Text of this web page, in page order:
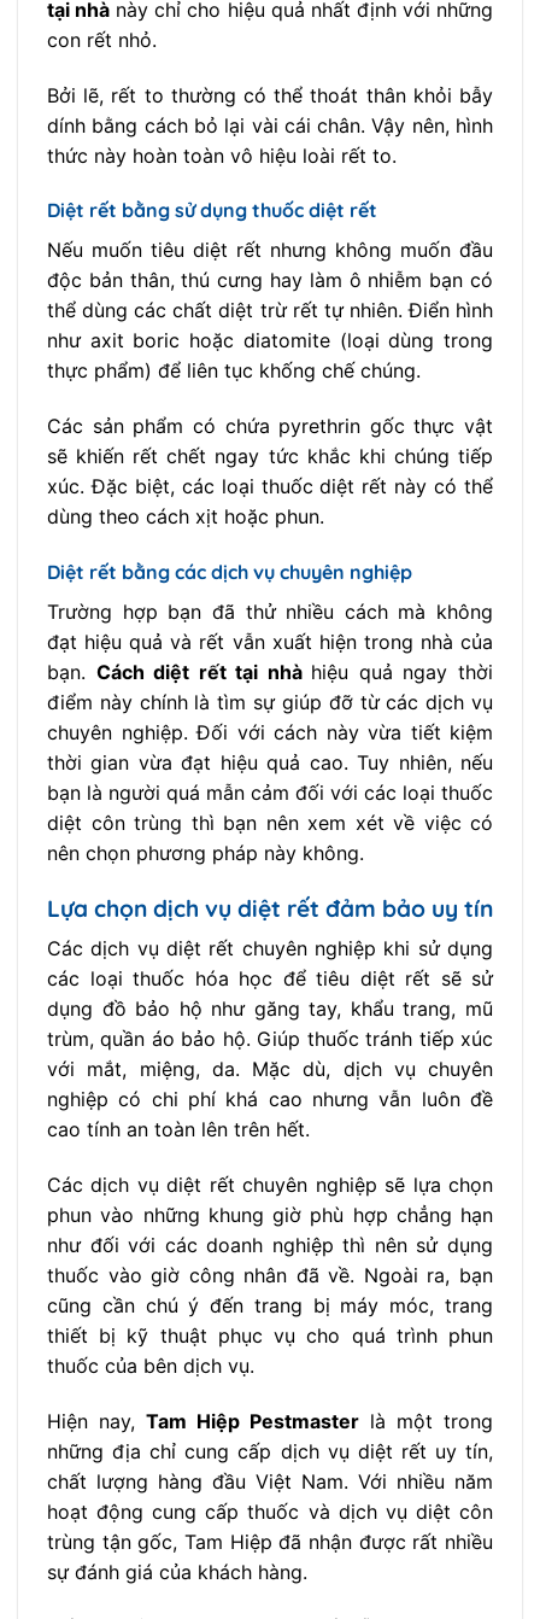
tại nhà này chỉ cho hiệu quả nhất định với những
con rết nhỏ.
Bởi lẽ, rết to thường có thể thoát thân khỏi bẫy
dính bằng cách bỏ lại vài cái chân. Vậy nên, hình
thức này hoàn toàn vô hiệu loài rết to.
Diệt rết bằng sử dụng thuốc diệt rết
Nếu muốn tiêu diệt rết nhưng không muốn đầu
độc bản thân, thú cưng hay làm ô nhiễm bạn có
thể dùng các chất diệt trừ rết tự nhiên. Điển hình
như axit boric hoặc diatomite (loại dùng trong
thực phẩm) để liên tục khống chế chúng.
Các sản phẩm có chứa pyrethrin gốc thực vật
sẽ khiến rết chết ngay tức khắc khi chúng tiếp
xúc. Đặc biệt, các loại thuốc diệt rết này có thể
dùng theo cách xịt hoặc phun.
Diệt rết bằng các dịch vụ chuyên nghiệp
Trường hợp bạn đã thử nhiều cách mà không
đạt hiệu quả và rết vẫn xuất hiện trong nhà của
bạn. Cách diệt rết tại nhà hiệu quả ngay thời
điểm này chính là tìm sự giúp đỡ từ các dịch vụ
chuyên nghiệp. Đối với cách này vừa tiết kiệm
thời gian vừa đạt hiệu quả cao. Tuy nhiên, nếu
bạn là người quá mẫn cảm đối với các loại thuốc
diệt côn trùng thì bạn nên xem xét về việc có
nên chọn phương pháp này không.
Lựa chọn dịch vụ diệt rết đảm bảo uy tín
Các dịch vụ diệt rết chuyên nghiệp khi sử dụng
các loại thuốc hóa học để tiêu diệt rết sẽ sử
dụng đồ bảo hộ như găng tay, khẩu trang, mũ
trùm, quần áo bảo hộ. Giúp thuốc tránh tiếp xúc
với mắt, miệng, da. Mặc dù, dịch vụ chuyên
nghiệp có chi phí khá cao nhưng vẫn luôn đề
cao tính an toàn lên trên hết.
Các dịch vụ diệt rết chuyên nghiệp sẽ lựa chọn
phun vào những khung giờ phù hợp chẳng hạn
như đối với các doanh nghiệp thì nên sử dụng
thuốc vào giờ công nhân đã về. Ngoài ra, bạn
cũng cần chú ý đến trang bị máy móc, trang
thiết bị kỹ thuật phục vụ cho quá trình phun
thuốc của bên dịch vụ.
Hiện nay, Tam Hiệp Pestmaster là một trong
những địa chỉ cung cấp dịch vụ diệt rết uy tín,
chất lượng hàng đầu Việt Nam. Với nhiều năm
hoạt động cung cấp thuốc và dịch vụ diệt côn
trùng tận gốc, Tam Hiệp đã nhận được rất nhiều
sự đánh giá của khách hàng.